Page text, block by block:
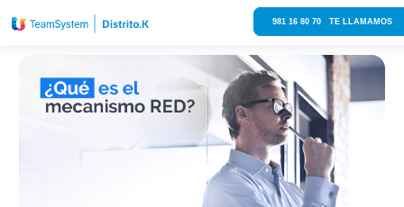
981 16 80 70 TE LLAMAMOS